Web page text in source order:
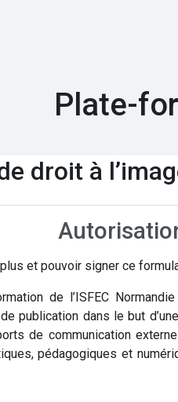
Plate-
droit à
et pouvoir signer ce
de l’ISFEC
publication dans le but
de communication
pédagogiques et